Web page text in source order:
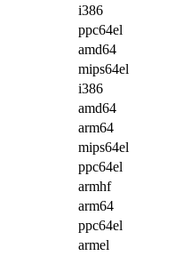
i386
ppc64el
amd64
mips64el
i386
amd64
arm64
mips64el
ppc64el
armhf
arm64
ppc64el
armel